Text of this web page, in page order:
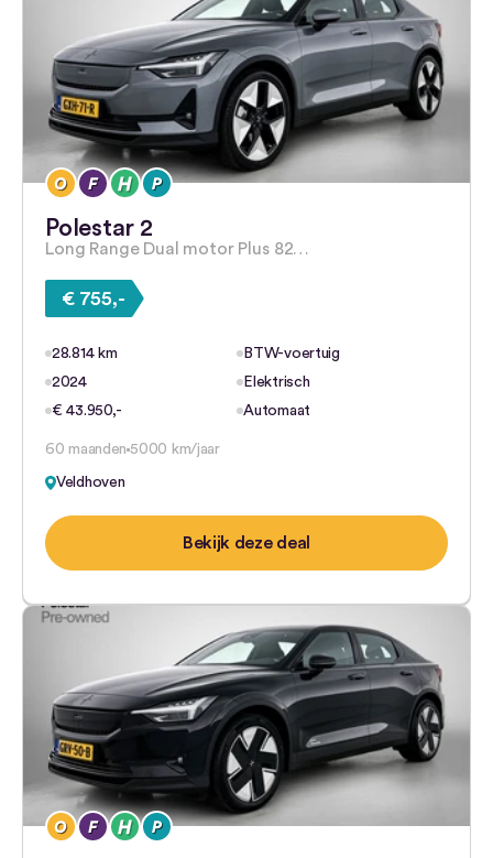
Polestar 2
Long Range Dual motor Plus 82…
€ 755,-
28.814 km
BTW-voertuig
2024
Elektrisch
€ 43.950,-
Automaat
60 maanden 5000 km/jaar
Veldhoven
Bekijk deze deal